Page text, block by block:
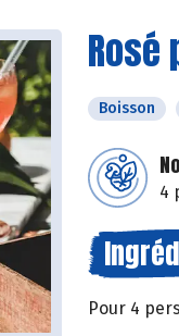
Rosé
Boisson
4
Pour 4